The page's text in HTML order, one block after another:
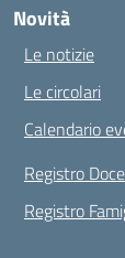
Novità
Le notizie
Le circolari
Calendario
Registro
Registro